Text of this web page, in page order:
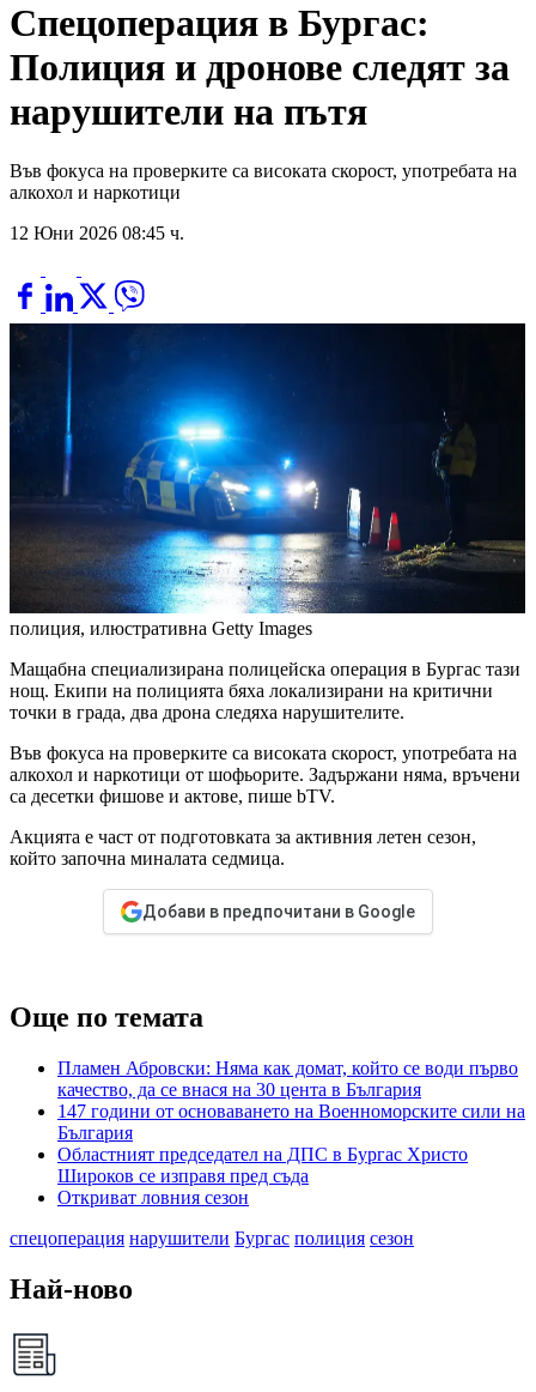
Спецоперация в Бургас:
Полиция и дронове следят за
нарушители на пътя
Във фокуса на проверките са високата скорост, употребата на
алкохол и наркотици
12 Юни 2026 08:45 ч.
полиция, илюстративна Getty Images
Мащабна специализирана полицейска операция в Бургас тази
нощ. Екипи на полицията бяха локализирани на критични
точки в града, два дрона следяха нарушителите.
Във фокуса на проверките са високата скорост, употребата на
алкохол и наркотици от шофьорите. Задържани няма, връчени
са десетки фишове и актове, пише bTV.
Акцията е част от подготовката за активния летен сезон,
който започна миналата седмица.
Добави в предпочитани в Google
Още по темата
Пламен Абровски: Няма как домат, който се води първо
качество, да се внася на 30 цента в България
147 години от основаването на Военноморските сили на
България
Областният председател на ДПС в Бургас Христо
Широков се изправя пред съда
Откриват ловния сезон
спецоперация нарушители Бургас полиция сезон
Най-ново